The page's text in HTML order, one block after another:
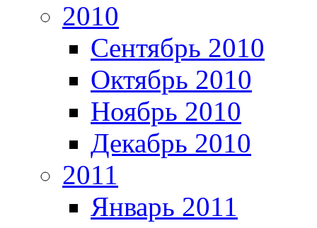
2010
Сентябрь 2010
Октябрь 2010
Ноябрь 2010
Декабрь 2010
2011
Январь 2011